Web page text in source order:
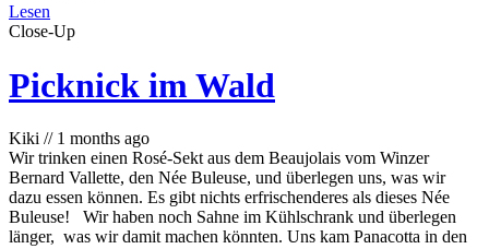
Lesen
Close-Up
Picknick im Wald
Kiki // 1 months ago
Wir trinken einen Rosé-Sekt aus dem Beaujolais vom Winzer
Bernard Vallette, den Née Buleuse, und überlegen uns, was wir
dazu essen können. Es gibt nichts erfrischenderes als dieses Née
Buleuse! Wir haben noch Sahne im Kühlschrank und überlegen
länger, was wir damit machen könnten. Uns kam Panacotta in den